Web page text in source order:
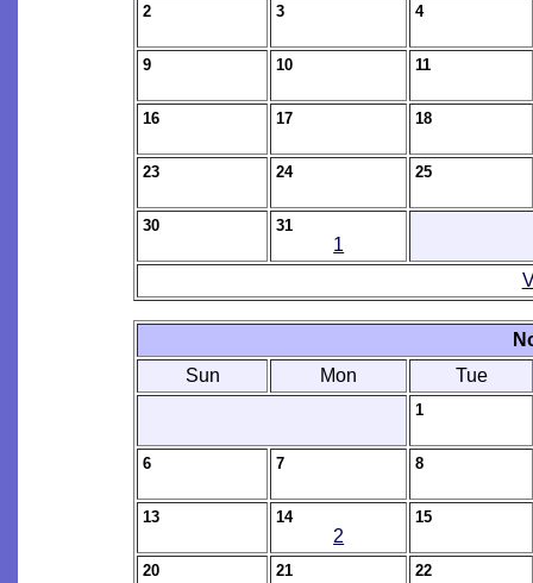
2 3 4
9 10 11
16 17 18
23 24 25
30 31
1
Sun
Mon Tue
1
6 7 8
13 14
2
15
20 21 22